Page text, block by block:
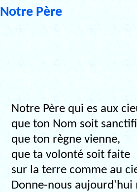
Notre Père
Notre Père qui es aux
que ton Nom soit
que ton règne vienne,
que ta volonté soit faite
sur la terre comme au
Donne-nous aujourd'hui